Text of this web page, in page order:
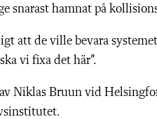
snarast hamnat på
att de ville bevara
vi fixa det här”.
Niklas Bruun vid